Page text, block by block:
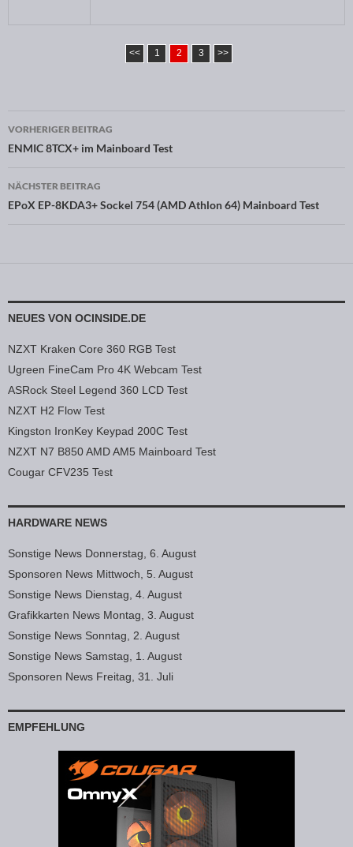
<< 1 2 3 >>
Beitragsnavigation
VORHERIGER BEITRAG
ENMIC 8TCX+ im Mainboard Test
NÄCHSTER BEITRAG
EPoX EP-8KDA3+ Sockel 754 (AMD Athlon 64) Mainboard Test
NEUES VON OCINSIDE.DE
NZXT Kraken Core 360 RGB Test
Ugreen FineCam Pro 4K Webcam Test
ASRock Steel Legend 360 LCD Test
NZXT H2 Flow Test
Kingston IronKey Keypad 200C Test
NZXT N7 B850 AMD AM5 Mainboard Test
Cougar CFV235 Test
HARDWARE NEWS
Sonstige News Donnerstag, 6. August
Sponsoren News Mittwoch, 5. August
Sonstige News Dienstag, 4. August
Grafikkarten News Montag, 3. August
Sonstige News Sonntag, 2. August
Sonstige News Samstag, 1. August
Sponsoren News Freitag, 31. Juli
EMPFEHLUNG